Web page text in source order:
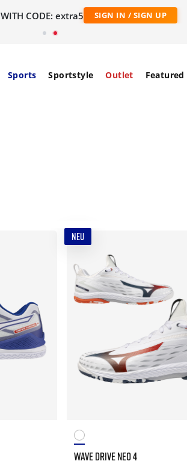
WITH CODE: extra5 SIGN IN / SIGN UP
Sports Sportstyle Outlet Featured
NEU
WAVE DRIVE NEO 4